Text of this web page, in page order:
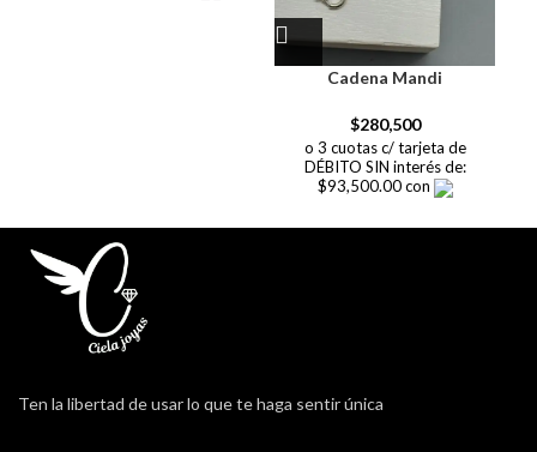
Cadena Mandi
$280,500
o 3 cuotas c/ tarjeta de
DÉBITO SIN interés de:
$93,500.00 con
Ten la libertad de usar lo que te haga sentir única